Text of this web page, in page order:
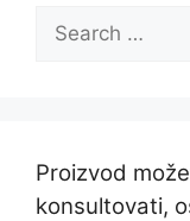
Search
for:
Proizvod
konsultovati,